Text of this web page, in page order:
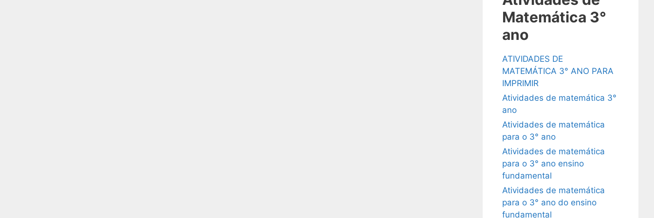
Matemática 3°
ano
ATIVIDADES DE
MATEMÁTICA 3° ANO PARA
IMPRIMIR
Atividades de matemática 3°
ano
Atividades de matemática
para o 3° ano
Atividades de matemática
para o 3° ano ensino
fundamental
Atividades de matemática
para o 3° ano do ensino
fundamental